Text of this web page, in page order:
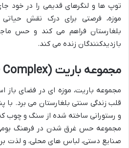
توپ ها و لنگرهای قدیمی را در خود
موزه، فرصتی برای درک نقش
بلغارستان فراهم می کند و حس
بازدیدکنندگان زنده می کند.
مجموعه باریت (Barite Complex)
مجموعه باریت، موزه ای در فضای باز
قلب زندگی سنتی بلغارستان می برد. با
و رستورانی ساخته شده از سنگ و چوب که
مجموعه حس غرق شدن در فرهنگ بومی
صنایع دستی، لباس های محلی، و لذت